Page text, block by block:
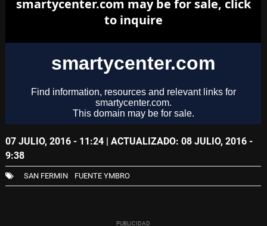
07 JULIO, 2016 - 11:24 | ACTUALIZADO: 08 JULIO, 2016 -
9:38
SAN FERMIN FUENTE YMBRO